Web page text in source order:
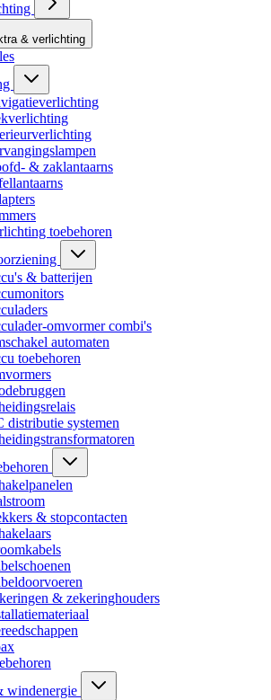
& verlichting
& zaklantaarns
toebehoren
& batterijen
omvormer combi's
automaten
toebehoren
distributie systemen
& stopcontacten
& zekeringhouders
windenergie